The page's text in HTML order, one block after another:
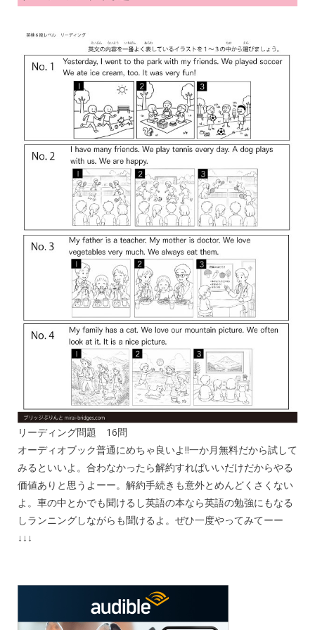
リーディング問題 16問
オーディオブック普通にめちゃ良いよ!!一か月無料だから試して
みるといいよ。合わなかったら解約すればいいだけだからやる
価値ありと思うよーー。解約手続きも意外とめんどくさくない
よ。車の中とかでも聞けるし英語の本なら英語の勉強にもなる
しランニングしながらも聞けるよ。ぜひ一度やってみてーー
↓↓↓